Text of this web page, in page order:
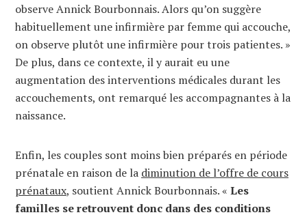
observe Annick Bourbonnais. Alors qu’on suggère
habituellement une infirmière par femme qui accouche,
on observe plutôt une infirmière pour trois patientes. »
De plus, dans ce contexte, il y aurait eu une
augmentation des interventions médicales durant les
accouchements, ont remarqué les accompagnantes à la
naissance.
Enfin, les couples sont moins bien préparés en période
prénatale en raison de la diminution de l’offre de cours
prénataux, soutient Annick Bourbonnais. « Les
familles se retrouvent donc dans des conditions